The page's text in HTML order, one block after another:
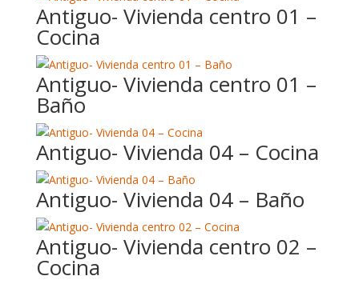
Antiguo- Vivienda centro 01 –
Cocina
Antiguo- Vivienda centro 01 –
Baño
Antiguo- Vivienda 04 – Cocina
Antiguo- Vivienda 04 – Baño
Antiguo- Vivienda centro 02 –
Cocina